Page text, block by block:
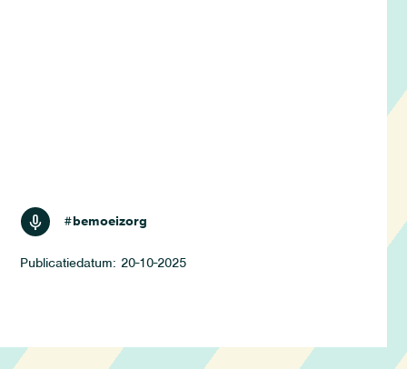
luisteren
#bemoeizorg
20-10-2025